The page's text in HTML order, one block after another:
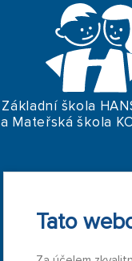
Základní škola
a Mateřská škola
Tato